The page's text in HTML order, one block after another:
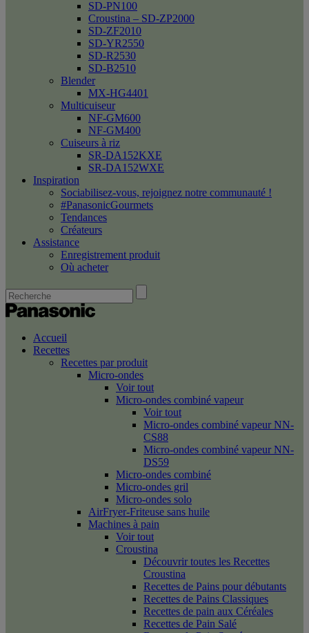
SD-PN100
Croustina – SD-ZP2000
SD-ZF2010
SD-YR2550
SD-R2530
SD-B2510
Blender
MX-HG4401
Multicuiseur
NF-GM600
NF-GM400
Cuiseurs à riz
SR-DA152KXE
SR-DA152WXE
Inspiration
Sociabilisez-vous, rejoignez notre communauté !
#PanasonicGourmets
Tendances
Créateurs
Assistance
Enregistrement produit
Où acheter
Accueil
Recettes
Recettes par produit
Micro-ondes
Voir tout
Micro-ondes combiné vapeur
Voir tout
Micro-ondes combiné vapeur NN-
CS88
Micro-ondes combiné vapeur NN-
DS59
Micro-ondes combiné
Micro-ondes gril
Micro-ondes solo
AirFryer-Friteuse sans huile
Machines à pain
Voir tout
Croustina
Découvrir toutes les Recettes
Croustina
Recettes de Pains pour débutants
Recettes de Pains Classiques
Recettes de pain aux Céréales
Recettes de Pain Salé